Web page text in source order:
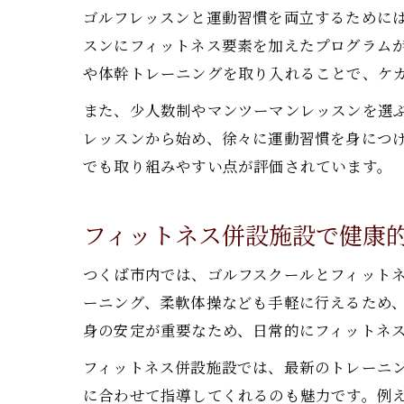
ゴルフレッスンと運動習慣を両立するため
スンにフィットネス要素を加えたプログラ
や体幹トレーニングを取り入れることで、ケ
また、少人数制やマンツーマンレッスンを
レッスンから始め、徐々に運動習慣を身に
でも取り組みやすい点が評価されています。
フィットネス併設施設で健康
つくば市内では、ゴルフスクールとフィット
ーニング、柔軟体操なども手軽に行えるため
身の安定が重要なため、日常的にフィットネ
フィットネス併設施設では、最新のトレー
に合わせて指導してくれるのも魅力です。